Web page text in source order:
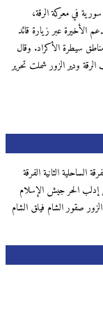
في معركة الرقة،
عبر زيارة قائد
سيطرة الأكراد. وقال
ودير الزور شملت تحرير
الساحلية الثانية الفرقة
الحر جيش الإسلام
صقور الشام فيلق الشام